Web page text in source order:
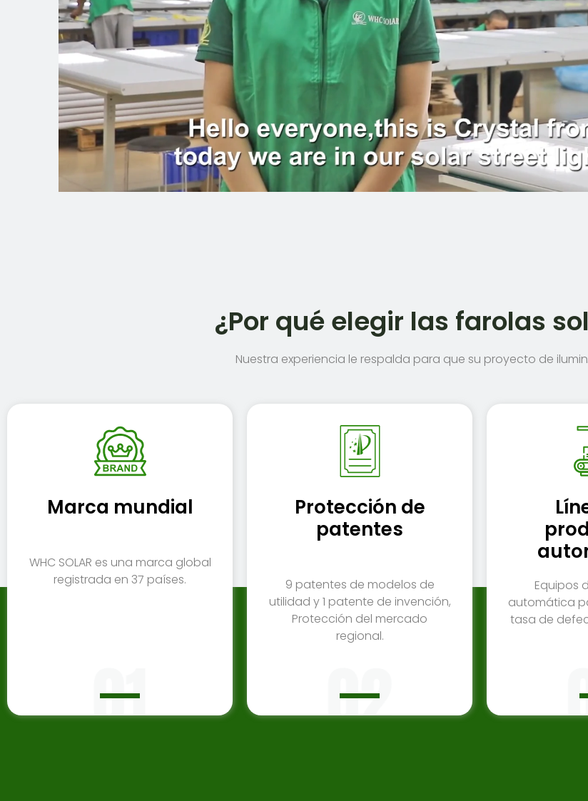
¿Por qué elegir las farolas
Nuestra experiencia le respalda para que su proyecto de
Marca mundial
WHC SOLAR es una marca global
registrada en 37 países.
Protección de
patentes
9 patentes de modelos de
utilidad y 1 patente de invención,
Protección del mercado
regional.
Equipos
automática
tasa de